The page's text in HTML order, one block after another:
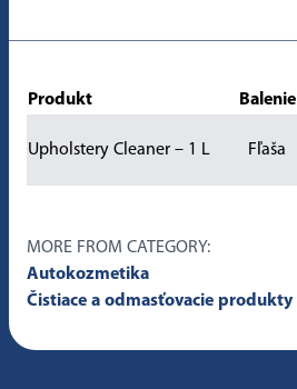
Produkt Balenie
Upholstery Cleaner – 1 L Fľaša
MORE FROM CATEGORY:
Autokozmetika
Čistiace a odmasťovacie produkty